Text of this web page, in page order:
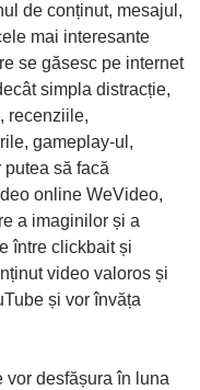
de conținut, mesajul,
mai interesante
se găsesc pe internet
simpla distracție,
recenziile,
gameplay-ul,
să facă
online WeVideo,
a imaginilor și a
între clickbait și
video valoros și
și vor învăța
vor desfășura în luna